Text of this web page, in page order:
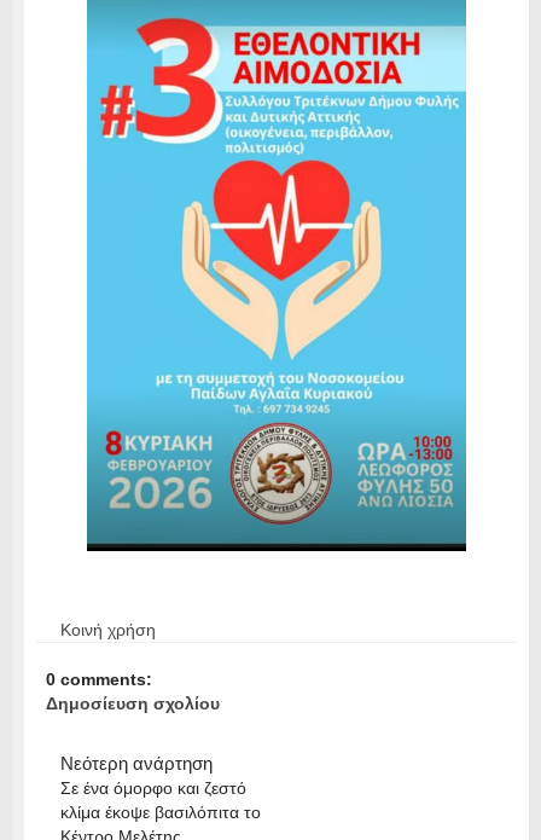
Κοινή χρήση
0 comments:
Δημοσίευση σχολίου
Νεότερη ανάρτηση
Σε ένα όμορφο και ζεστό
κλίμα έκοψε βασιλόπιτα το
Κέντρο Μελέτης